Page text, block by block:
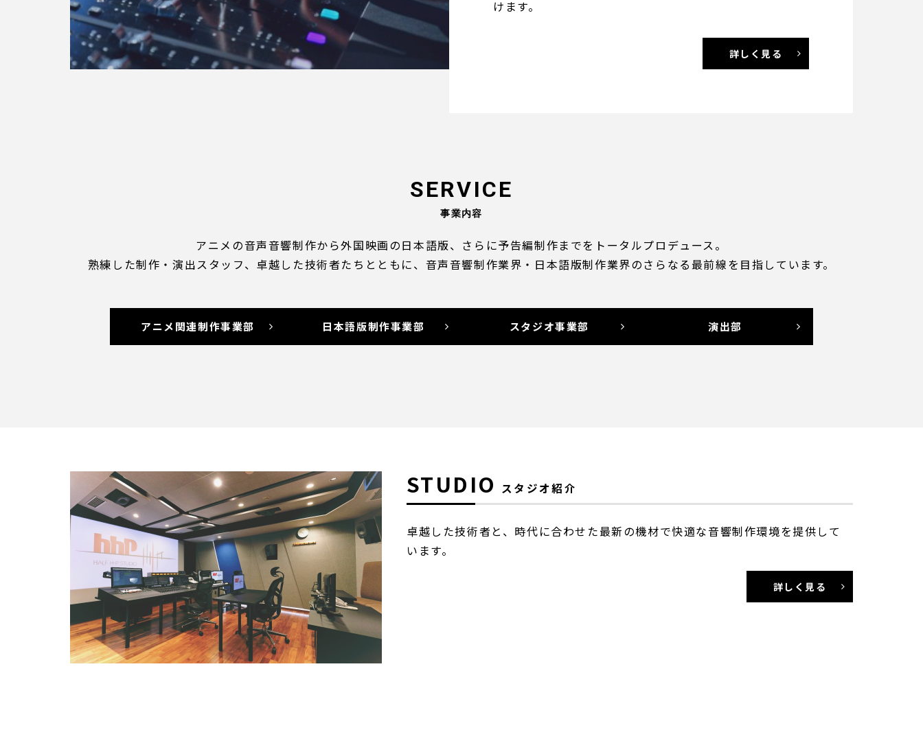
けます。
詳しく見る
SERVICE
事業内容
アニメの音声音響制作から外国映画の日本語版、さらに予告編制作までをトータルプロデュース。
熟練した制作・演出スタッフ、卓越した技術者たちとともに、音声音響制作業界・日本語版制作業界のさらなる最前線を目指しています。
アニメ関連制作事業部 日本語版制作事業部 スタジオ事業部 演出部
STUDIO スタジオ紹介
卓越した技術者と、時代に合わせた最新の機材で快適な音響制作環境を提供して
います。
詳しく見る